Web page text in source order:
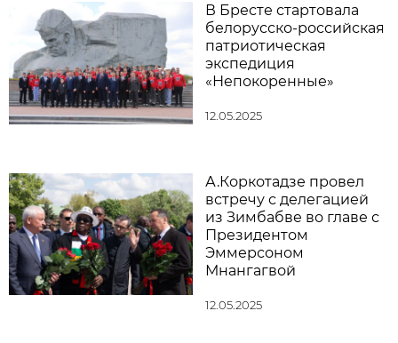
В Бресте стартовала
белорусско-российская
патриотическая
экспедиция
«Непокоренные»
12.05.2025
А.Коркотадзе провел
встречу с делегацией
из Зимбабве во главе с
Президентом
Эммерсоном
Мнангагвой
12.05.2025